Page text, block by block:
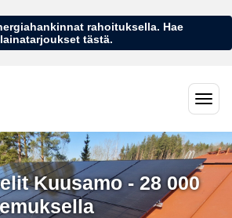
rahoituksella. Hae
lainatarjoukset tästä.
Kuusamo - 28 000